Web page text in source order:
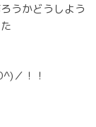
うかどうしよう
／！！